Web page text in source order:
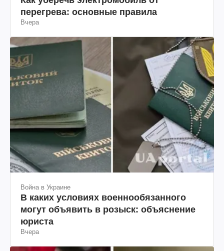
перегрева: основные правила
Вчера
Война в Украине
В каких условиях военнообязанного
могут объявить в розыск: объяснение
юриста
Вчера